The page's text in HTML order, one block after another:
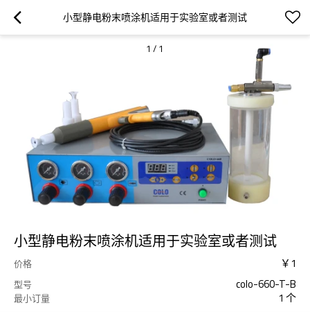
小型静电粉末喷涂机适用于实验室或者测试
1 / 1
小型静电粉末喷涂机适用于实验室或者测试
价格 ￥ 1
型号 colo-660-T-B
最小订量 1 个